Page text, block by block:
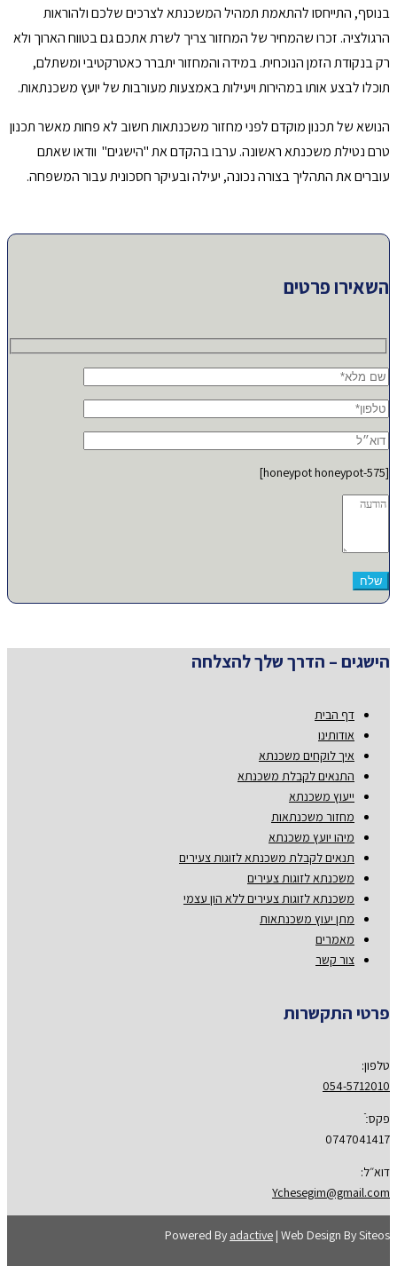
בנוסף, התייחסו להתאמת תמהיל המשכנתא לצרכים שלכם ולהוראות
הרגולציה. זכרו שהמחיר של המחזור צריך לשרת אתכם גם בטווח הארוך ולא
רק בנקודת הזמן הנוכחית. במידה והמחזור יתברר כאטרקטיבי ומשתלם,
תוכלו לבצע אותו במהירות ויעילות באמצעות מעורבות של יועץ משכנתאות.
הנושא של תכנון מוקדם לפני מחזור משכנתאות חשוב לא פחות מאשר תכנון
טרם נטילת משכנתא ראשונה. ערבו בהקדם את "הישגים" וודאו שאתם
עוברים את התהליך בצורה נכונה, יעילה ובעיקר חסכונית עבור המשפחה.
השאירו פרטים
[honeypot honeypot-575]
הישגים – הדרך שלך להצלחה
דף הבית
אודותינו
איך לוקחים משכנתא
התנאים לקבלת משכנתא
ייעוץ משכנתא
מחזור משכנתאות
מיהו יועץ משכנתא
תנאים לקבלת משכנתא לזוגות צעירים
משכנתא לזוגות צעירים
משכנתא לזוגות צעירים ללא הון עצמי
מתן יעוץ משכנתאות
מאמרים
צור קשר
פרטי התקשרות
טלפון:
054-5712010
פקס:ֿ
0747041417
דוא״ל:
Ychesegim@gmail.com
Powered By adactive | Web Design By Siteos